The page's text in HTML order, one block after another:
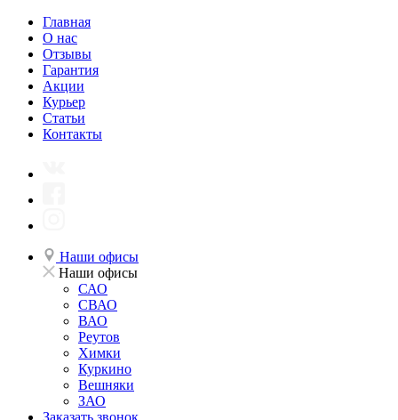
Главная
О нас
Отзывы
Гарантия
Акции
Курьер
Статьи
Контакты
Наши офисы
Наши офисы
САО
СВАО
ВАО
Реутов
Химки
Куркино
Вешняки
ЗАО
Заказать звонок